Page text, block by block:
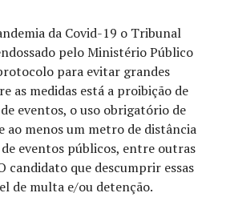
da Covid-19 o Tribunal
pelo Ministério Público
para evitar grandes
as medidas está a proibição de
eventos, o uso obrigatório de
ao menos um metro de distância
eventos públicos, entre outras
candidato que descumprir essas
de multa e/ou detenção.